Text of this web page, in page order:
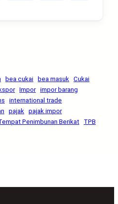
bea cukai bea masuk Cukai
Impor impor barang
international trade
pajak pajak impor
Penimbunan Berikat TPB